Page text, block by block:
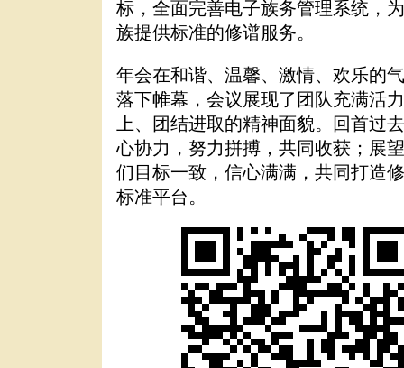
标，全面完善电子族务管理系统，
族提供标准的修谱服务。
年会在和谐、温馨、激情、欢乐的
落下帷幕，会议展现了团队充满活
上、团结进取的精神面貌。回首过
心协力，努力拼搏，共同收获；展
们目标一致，信心满满，共同打造
标准平台。